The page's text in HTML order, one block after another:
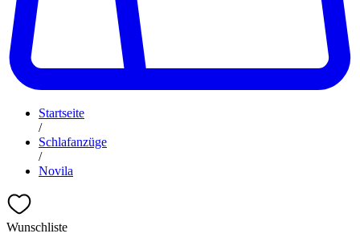
Startseite
/
Schlafanzüge
/
Novila
Wunschliste